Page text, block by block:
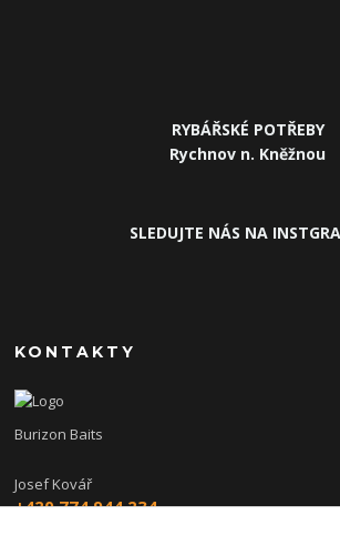
RYBÁŘSKÉ POTŘEBY
Rychnov n. Kněžnou
SLEDUJTE NÁS NA
KONTAKTY
Burizon Baits
Josef Kovář
+420 774 944 234